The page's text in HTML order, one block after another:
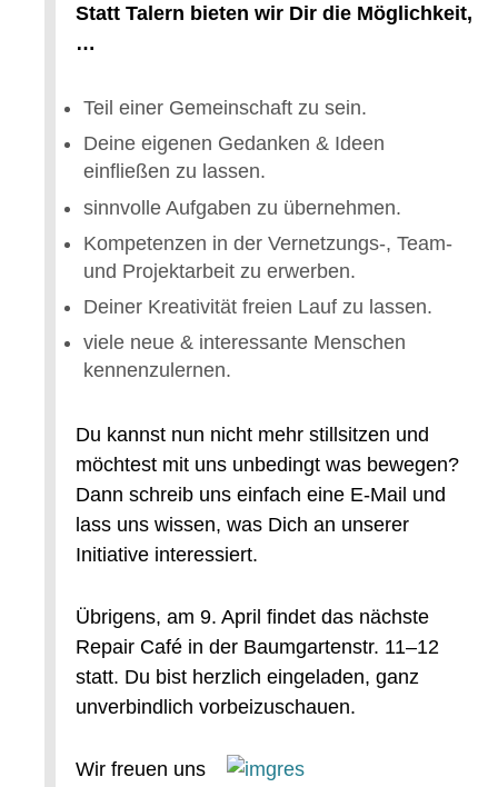
Statt Talern bieten wir Dir die Möglichkeit,
…
Teil einer Gemeinschaft zu sein.
Deine eigenen Gedanken & Ideen
einfließen zu lassen.
sinnvolle Aufgaben zu übernehmen.
Kompetenzen in der Vernetzungs-, Team-
und Projektarbeit zu erwerben.
Deiner Kreativität freien Lauf zu lassen.
viele neue & interessante Menschen
kennenzulernen.
Du kannst nun nicht mehr stillsitzen und
möchtest mit uns unbedingt was bewegen?
Dann schreib uns einfach eine E-Mail und
lass uns wissen, was Dich an unserer
Initiative interessiert.
Übrigens, am 9. April findet das nächste
Repair Café in der Baumgartenstr. 11–12
statt. Du bist herzlich eingeladen, ganz
unverbindlich vorbeizuschauen.
Wir freuen uns